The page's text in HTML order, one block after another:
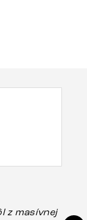
z masívnej